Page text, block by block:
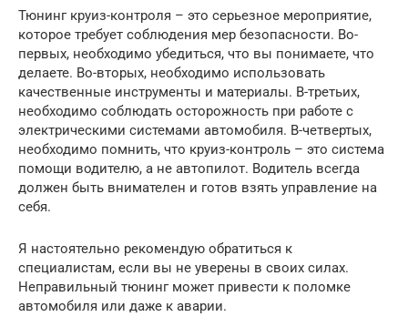
Тюнинг круиз-контроля – это серьезное мероприятие,
которое требует соблюдения мер безопасности. Во-
первых, необходимо убедиться, что вы понимаете, что
делаете. Во-вторых, необходимо использовать
качественные инструменты и материалы. В-третьих,
необходимо соблюдать осторожность при работе с
электрическими системами автомобиля. В-четвертых,
необходимо помнить, что круиз-контроль – это система
помощи водителю, а не автопилот. Водитель всегда
должен быть внимателен и готов взять управление на
себя.
Я настоятельно рекомендую обратиться к
специалистам, если вы не уверены в своих силах.
Неправильный тюнинг может привести к поломке
автомобиля или даже к аварии.